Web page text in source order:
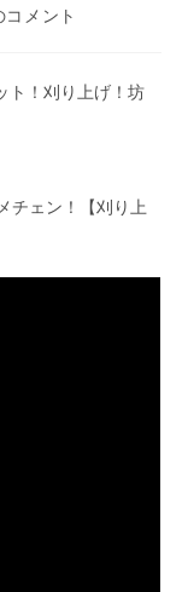
コメント
ト！刈り上げ！坊
チェン！【刈り上